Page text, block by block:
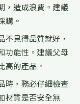
，造成浪費。建議
購。
不見得品質就好，
功能性。建議父母
高的產品。
時，務必仔細檢查
材質是否安全無